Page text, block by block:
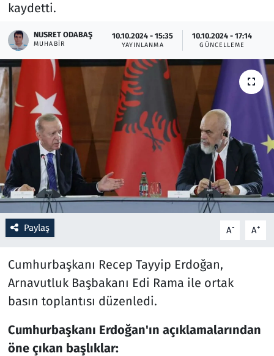
kaydetti.
NUSRET ODABAŞ
MUHABIR
10.10.2024 - 15:35
YAYINLANMA
10.10.2024 - 17:14
GÜNCELLEME
Paylaş A- A+
Cumhurbaşkanı Recep Tayyip Erdoğan,
Arnavutluk Başbakanı Edi Rama ile ortak
basın toplantısı düzenledi.
Cumhurbaşkanı Erdoğan'ın açıklamalarından
öne çıkan başlıklar:
Otomobil
Oyun
Ramazan
Resmi İlanlar
Rüya Tabirleri
Sağlık
Savunma Sanayi
Seçim 2023
Spor
Teknoloji ve Bilim
Televizyon